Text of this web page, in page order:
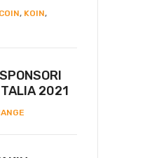
, KOIN,
2021